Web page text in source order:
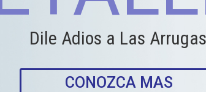
Dile Adios a Las Arrugas
CONOZCA MAS